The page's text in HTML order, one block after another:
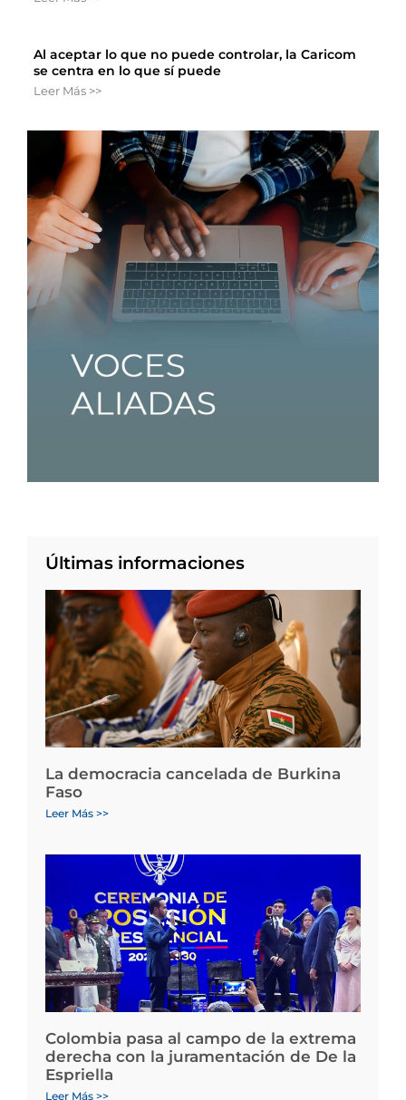
Al aceptar lo que no puede controlar, la Caricom
se centra en lo que sí puede
Leer Más >>
Últimas informaciones
La democracia cancelada de Burkina
Faso
Leer Más >>
Colombia pasa al campo de la extrema
derecha con la juramentación de De la
Espriella
Leer Más >>